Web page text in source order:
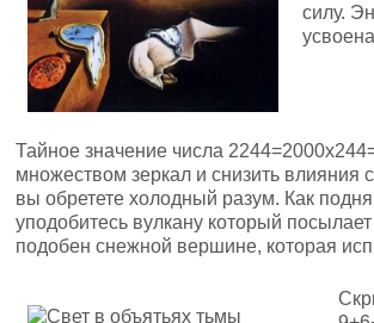
силу.
Тайное значение числа
множеством зеркал и снизить влияния
вы обретете холодный разум. Как
уподобитесь вулкану который
подобен снежной вершине, которая